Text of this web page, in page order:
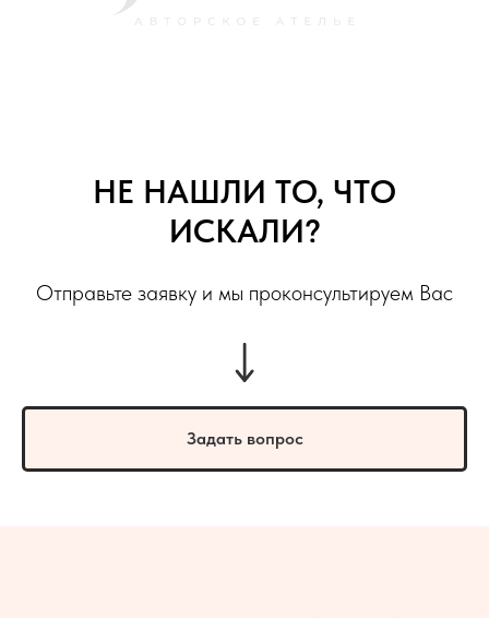
НЕ НАШЛИ ТО, ЧТО
ИСКАЛИ?
Отправьте заявку и мы проконсультируем Вас
Задать вопрос